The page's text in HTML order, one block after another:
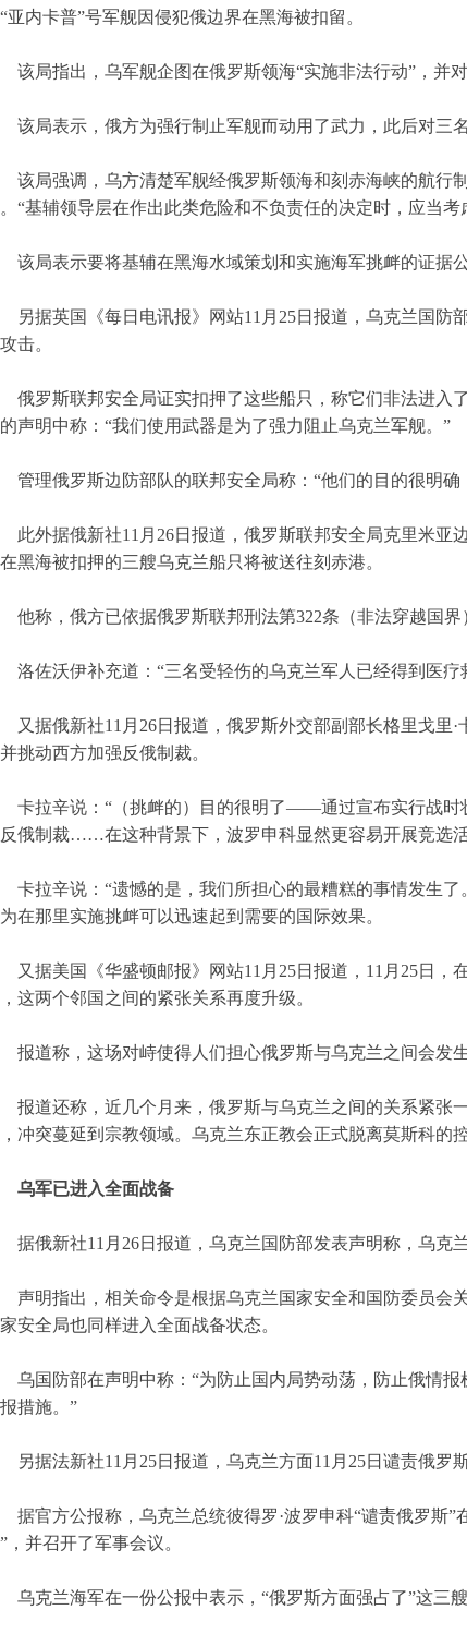
亚内卡普”号军舰因侵犯俄边界在黑海被扣留。
该局指出，乌军舰企图在俄罗斯领海“实施非法行动”，并
该局表示，俄方为强行制止军舰而动用了武力，此后对三
该局强调，乌方清楚军舰经俄罗斯领海和刻赤海峡的航行
“基辅领导层在作出此类危险和不负责任的决定时，应当考
该局表示要将基辅在黑海水域策划和实施海军挑衅的证据公
另据英国《每日电讯报》网站11月25日报道，乌克兰国
击。
俄罗斯联邦安全局证实扣押了这些船只，称它们非法进入
声明中称：“我们使用武器是为了强力阻止乌克兰军舰。”
管理俄罗斯边防部队的联邦安全局称：“他们的目的很明
此外据俄新社11月26日报道，俄罗斯联邦安全局克里米亚
黑海被扣押的三艘乌克兰船只将被送往刻赤港。
他称，俄方已依据俄罗斯联邦刑法第322条（非法穿越国界
洛佐沃伊补充道：“三名受轻伤的乌克兰军人已经得到医疗
又据俄新社11月26日报道，俄罗斯外交部副部长格里戈里
挑动西方加强反俄制裁。
卡拉辛说：“（挑衅的）目的很明了——通过宣布实行战时
俄制裁……在这种背景下，波罗申科显然更容易开展竞选
卡拉辛说：“遗憾的是，我们所担心的最糟糕的事情发生
在那里实施挑衅可以迅速起到需要的国际效果。
又据美国《华盛顿邮报》网站11月25日报道，11月25日
这两个邻国之间的紧张关系再度升级。
报道称，这场对峙使得人们担心俄罗斯与乌克兰之间会发
报道还称，近几个月来，俄罗斯与乌克兰之间的关系紧张
冲突蔓延到宗教领域。乌克兰东正教会正式脱离莫斯科的
乌军已进入全面战备
据俄新社11月26日报道，乌克兰国防部发表声明称，乌克
声明指出，相关命令是根据乌克兰国家安全和国防委员会
安全局也同样进入全面战备状态。
乌国防部在声明中称：“为防止国内局势动荡，防止俄情
措施。”
另据法新社11月25日报道，乌克兰方面11月25日谴责俄罗
据官方公报称，乌克兰总统彼得罗·波罗申科“谴责俄罗斯
，并召开了军事会议。
乌克兰海军在一份公报中表示，“俄罗斯方面强占了”这三艘